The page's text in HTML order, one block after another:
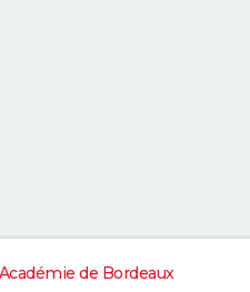
de Bordeaux